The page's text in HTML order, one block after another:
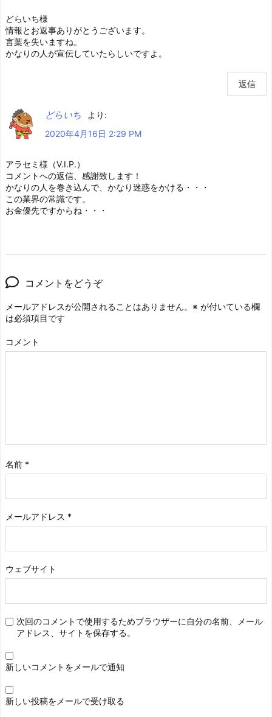
どらいち様
情報とお返事ありがとうございます。
言葉を失いますね。
かなりの人が宣伝していたらしいですよ。
返信
どらいち
より:
2020年4月16日 2:29 PM
アラセミ様（V.I.P.）
コメントへの返信、感謝致します！
かなりの人を巻き込んで、かなり迷惑をかける・・・
この業界の常識です。
お金優先ですからね・・・
コメントをどうぞ
メールアドレスが公開されることはありません。 ※ が付いている欄
は必須項目です
コメント
名前 *
メールアドレス *
ウェブサイト
次回のコメントで使用するためブラウザーに自分の名前、メール
アドレス、サイトを保存する。
新しいコメントをメールで通知
新しい投稿をメールで受け取る